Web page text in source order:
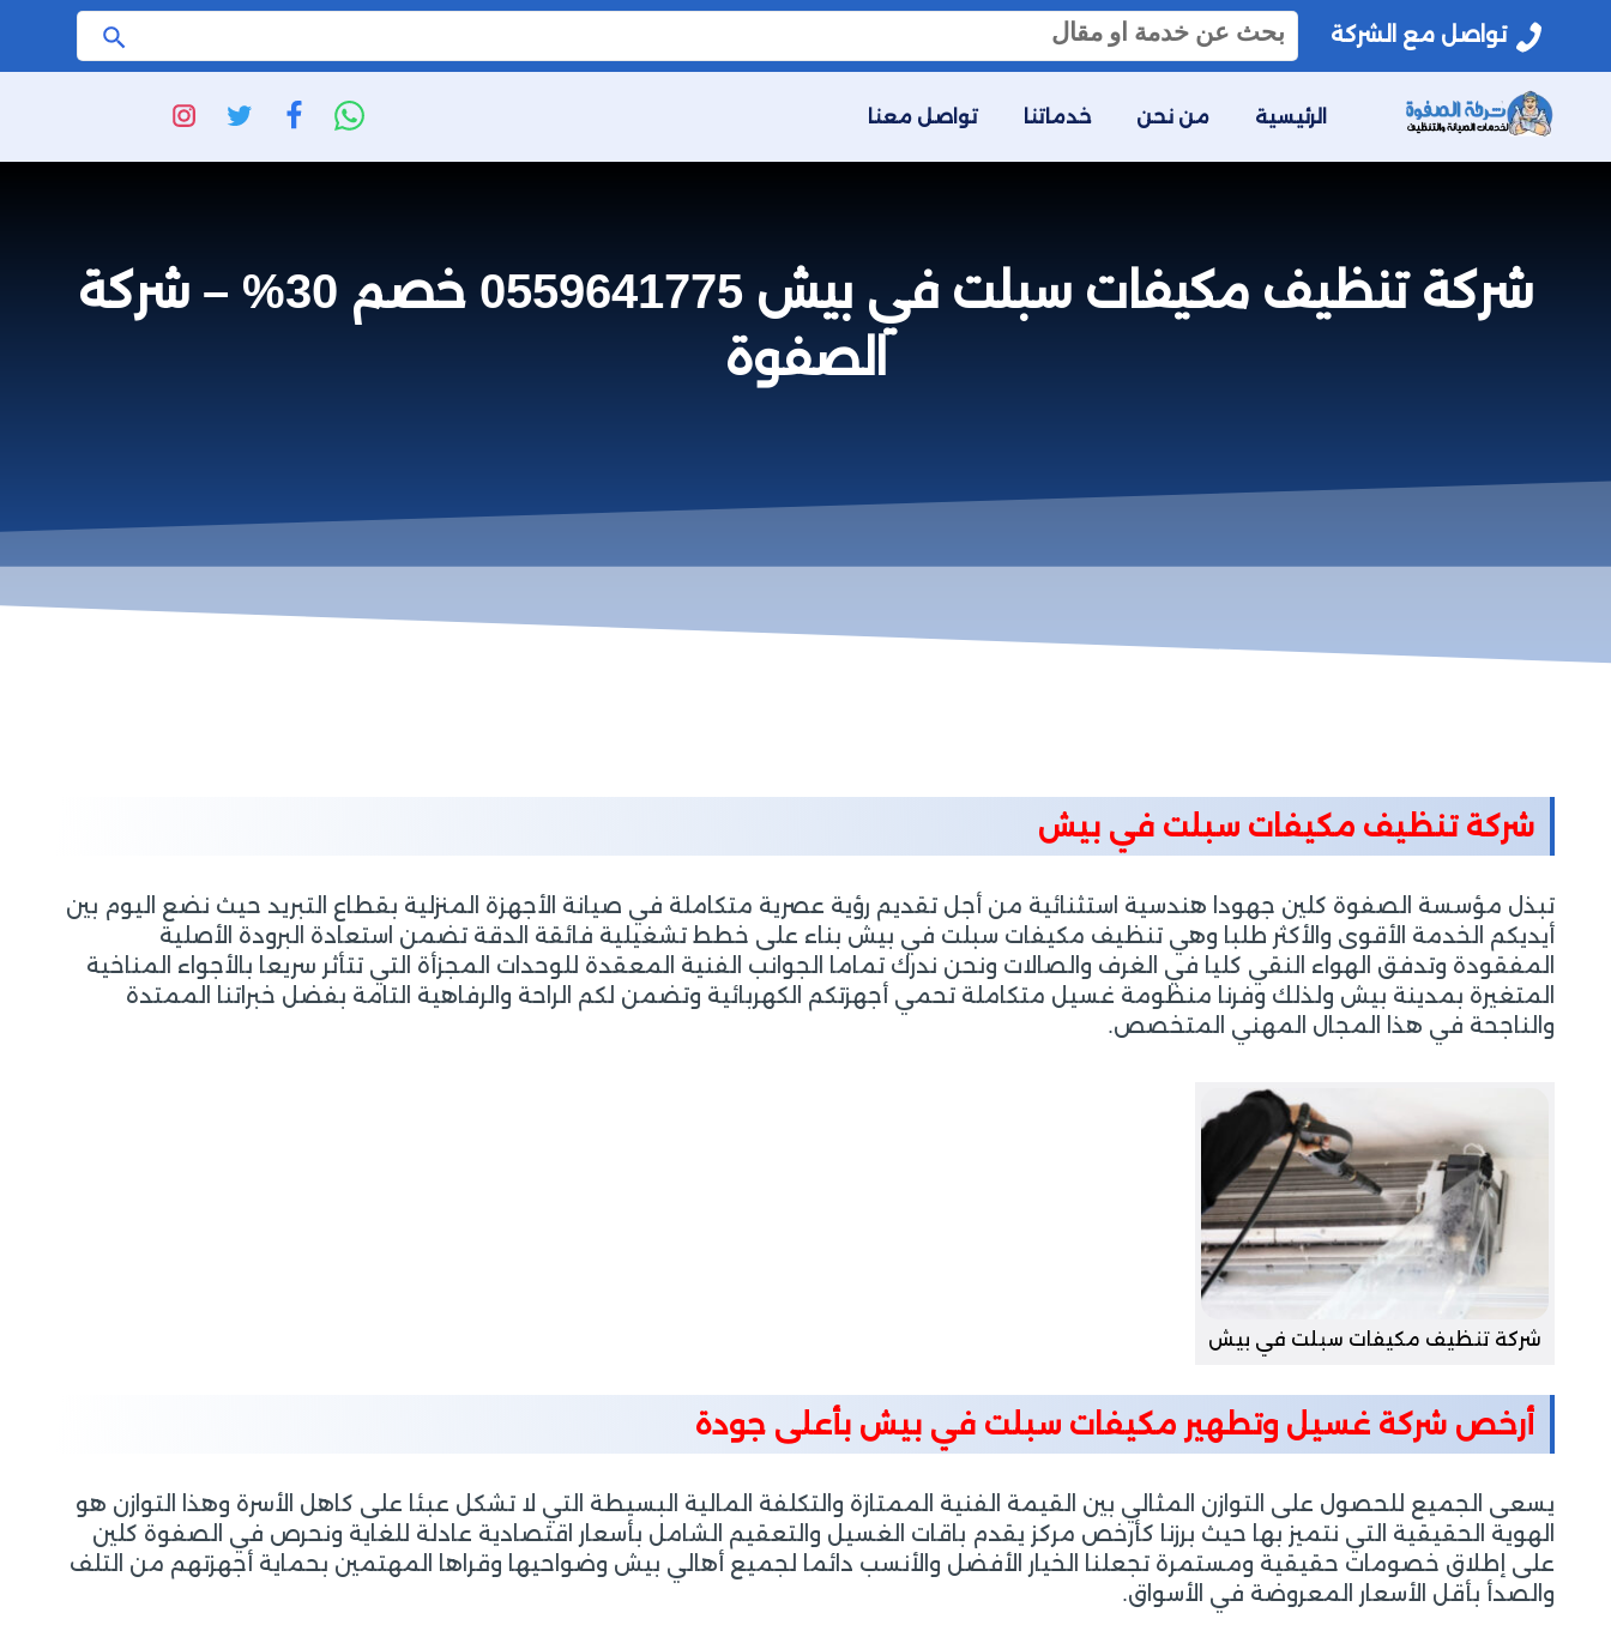
تواصل مع الشركة
البحث
عن:
الرئيسية من نحن خدماتنا تواصل معنا
شركة تنظيف مكيفات سبلت في بيش 0559641775 خصم 30% – شركة
الصفوة
شركة تنظيف مكيفات سبلت في بيش
تبذل مؤسسة الصفوة كلين جهودا هندسية استثنائية من أجل تقديم رؤية عصرية متكاملة في صيانة الأجهزة المنزلية بقطاع التبريد حيث نضع اليوم بين
أيديكم الخدمة الأقوى والأكثر طلبا وهي تنظيف مكيفات سبلت في بيش بناء على خطط تشغيلية فائقة الدقة تضمن استعادة البرودة الأصلية
المفقودة وتدفق الهواء النقي كليا في الغرف والصالات ونحن ندرك تماما الجوانب الفنية المعقدة للوحدات المجزأة التي تتأثر سريعا بالأجواء المناخية
المتغيرة بمدينة بيش ولذلك وفرنا منظومة غسيل متكاملة تحمي أجهزتكم الكهربائية وتضمن لكم الراحة والرفاهية التامة بفضل خبراتنا الممتدة
والناجحة في هذا المجال المهني المتخصص.
شركة تنظيف مكيفات سبلت في بيش
أرخص شركة غسيل وتطهير مكيفات سبلت في بيش بأعلى جودة
يسعى الجميع للحصول على التوازن المثالي بين القيمة الفنية الممتازة والتكلفة المالية البسيطة التي لا تشكل عبئا على كاهل الأسرة وهذا التوازن هو
الهوية الحقيقية التي نتميز بها حيث برزنا كأرخص مركز يقدم باقات الغسيل والتعقيم الشامل بأسعار اقتصادية عادلة للغاية ونحرص في الصفوة كلين
على إطلاق خصومات حقيقية ومستمرة تجعلنا الخيار الأفضل والأنسب دائما لجميع أهالي بيش وضواحيها وقراها المهتمين بحماية أجهزتهم من التلف
والصدأ بأقل الأسعار المعروضة في الأسواق.